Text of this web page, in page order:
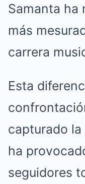
Samanta ha
más
carrera
Esta
capturado
ha
seguidores